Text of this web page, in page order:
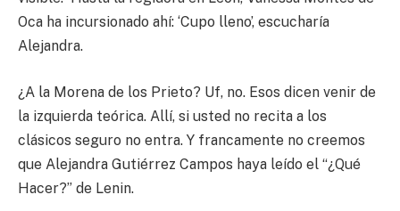
Oca ha incursionado ahí: ‘Cupo lleno’, escucharía
Alejandra.
¿A la Morena de los Prieto? Uf, no. Esos dicen venir de
la izquierda teórica. Allí, si usted no recita a los
clásicos seguro no entra. Y francamente no creemos
que Alejandra Gutiérrez Campos haya leído el “¿Qué
Hacer?” de Lenin.